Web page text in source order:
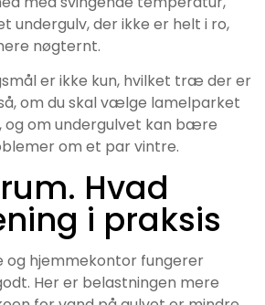
undergulv, der ikke er helt i ro,
nøgternt.
er ikke kun, hvilket træ der er
om du skal vælge lamelparket
og om undergulvet kan bære
om et par vintre.
Hvad
i praksis
og hjemmekontor fungerer
Her er belastningen mere